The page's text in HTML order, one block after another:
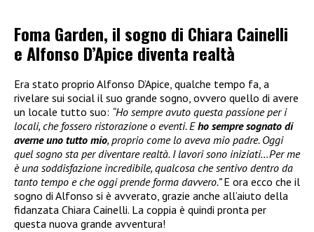
Foma Garden, il sogno di Chiara Cainelli
e Alfonso D’Apice diventa realtà
Era stato proprio Alfonso D’Apice, qualche tempo fa, a
rivelare sui social il suo grande sogno, ovvero quello di avere
un locale tutto suo: “Ho sempre avuto questa passione per i
locali, che fossero ristorazione o eventi. Eho sempre sognato di
averne uno tutto mio, proprio come lo aveva mio padre. Oggi
quel sogno sta per diventare realtà. I lavori sono iniziati…Per me
è una soddisfazione incredibile, qualcosa che sentivo dentro da
tanto tempo e che oggi prende forma davvero.”E ora ecco che il
sogno di Alfonso si è avverato, grazie anche all’aiuto della
fidanzata Chiara Cainelli. La coppia è quindi pronta per
questa nuova grande avventura!